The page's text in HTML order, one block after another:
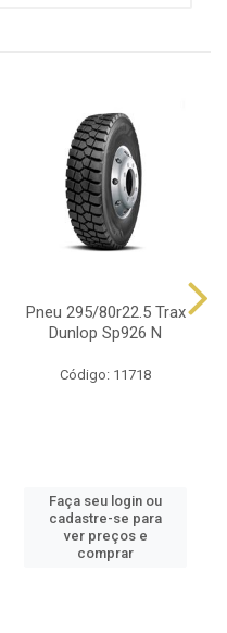
Pneu 295/80r22.5 Trax
Dunlop Sp926 N
Código: 11718
Faça seu login ou
cadastre-se para
ver preços e
comprar